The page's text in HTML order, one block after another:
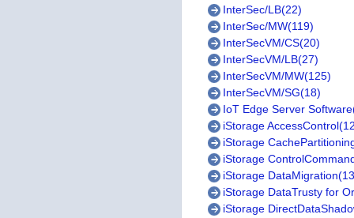
InterSec/LB(22)
InterSec/MW(119)
InterSecVM/CS(20)
InterSecVM/LB(27)
InterSecVM/MW(125)
InterSecVM/SG(18)
IoT Edge Server
iStorage
iStorage
iStorage
iStorage
iStorage DataTrusty for
iStorage